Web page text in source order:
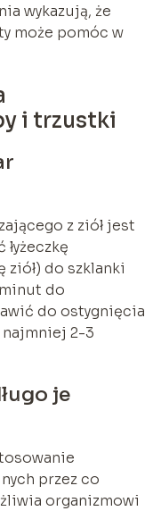
wykazują, że
może pomóc w
i trzustki
z ziół jest
ziół) do szklanki
do
do ostygnięcia
najmniej 2-3
je
przez co
organizmowi